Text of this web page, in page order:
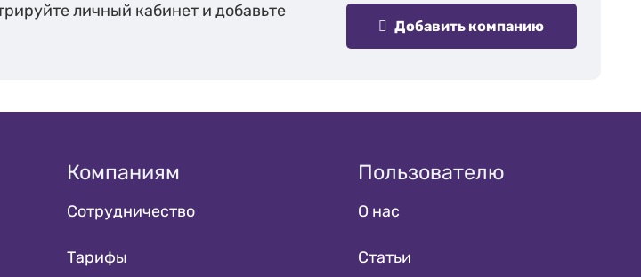
личный кабинет и добавьте
Добавить компанию
Компаниям
Сотрудничество
Тарифы
Пользователю
О нас
Статьи